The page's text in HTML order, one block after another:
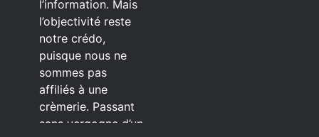
l’information. Mais
l’objectivité reste
notre crédo,
puisque nous ne
sommes pas
affiliés à une
crèmerie. Passant
sans vergogne d’un